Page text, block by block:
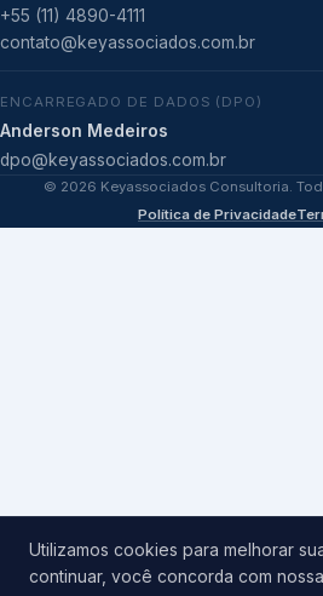
+55 (11) 4890-4111
contato@keyassociados.com.br
ENCARREGADO DE DADOS (DPO)
Anderson Medeiros
dpo@keyassociados.com.br
© 2026 Keyassociados Consultoria.
Política de Privacidade
Utilizamos cookies para melhorar
continuar, você concorda com nossa